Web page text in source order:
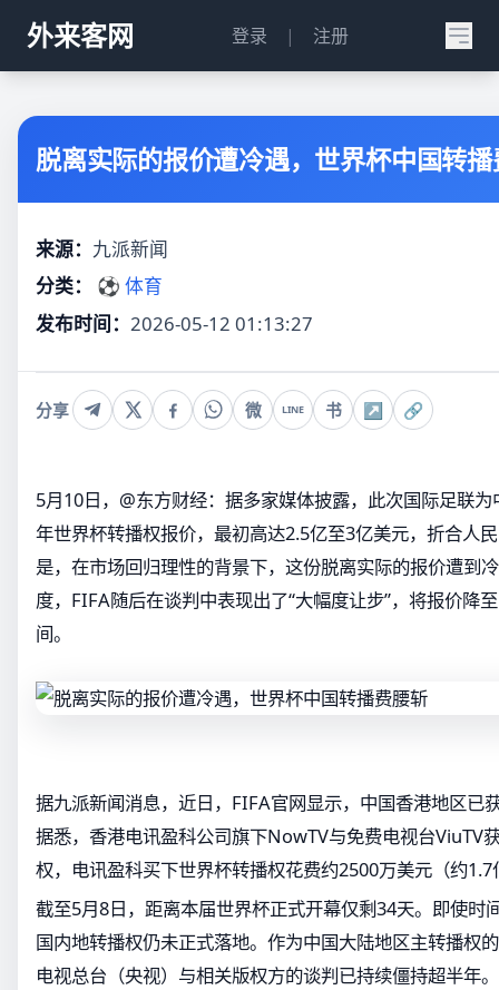
外来客网 登录 | 注册
脱离实际的报价遭冷遇，世界杯中国转
来源： 九派新闻
分类：
⚽ 体育
发布时间： 2026-05-12 01:13:27
分享 微 LINE 书 ↗ 🔗
5月10日，@东方财经：据多家媒体披露，此次国际足联
年世界杯转播权报价，最初高达2.5亿至3亿美元，折合人
是，在市场回归理性的背景下，这份脱离实际的报价遭到
度，FIFA随后在谈判中表现出了“大幅度让步”，将报价降
间。
据九派新闻消息，近日，FIFA官网显示，中国香港地区已
据悉，香港电讯盈科公司旗下NowTV与免费电视台ViuTV
权，电讯盈科买下世界杯转播权花费约2500万美元（约
截至5月8日，距离本届世界杯正式开幕仅剩34天。即使时
国内地转播权仍未正式落地。作为中国大陆地区主转播权
电视总台（央视）与相关版权方的谈判已持续僵持超半年